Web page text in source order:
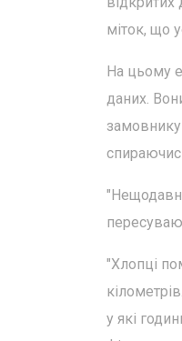
міток, що
На цьому
даних.
"Хлопці
у які